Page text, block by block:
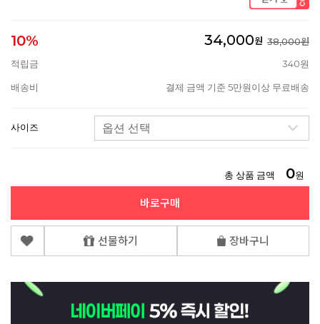
10% 34,000원 38,000원
적립금
340원
배송비 결제 금액 기준 5만원이상 무료배송
사이즈
총 상품 금액 0원
바로구매
선물하기 장바구니